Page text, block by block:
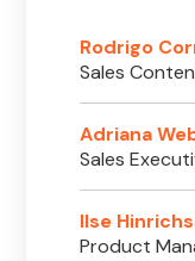
Rodrigo
Sales
Adriana
Sales
Ilse
Product